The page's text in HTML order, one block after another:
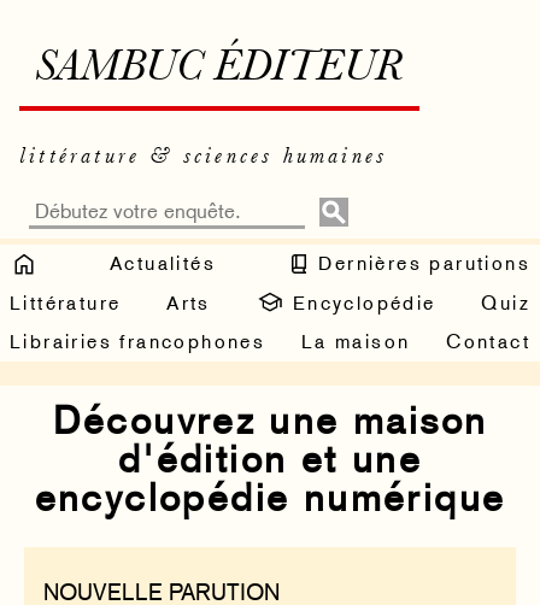
SAMBUC ÉDITEUR
littérature & sciences humaines
Actualités
Dernières parutions
Littérature
Arts Encyclopédie
Quiz
Librairies francophones
La maison Contact
Découvrez une maison
d'édition et une
encyclopédie numérique
NOUVELLE PARUTION